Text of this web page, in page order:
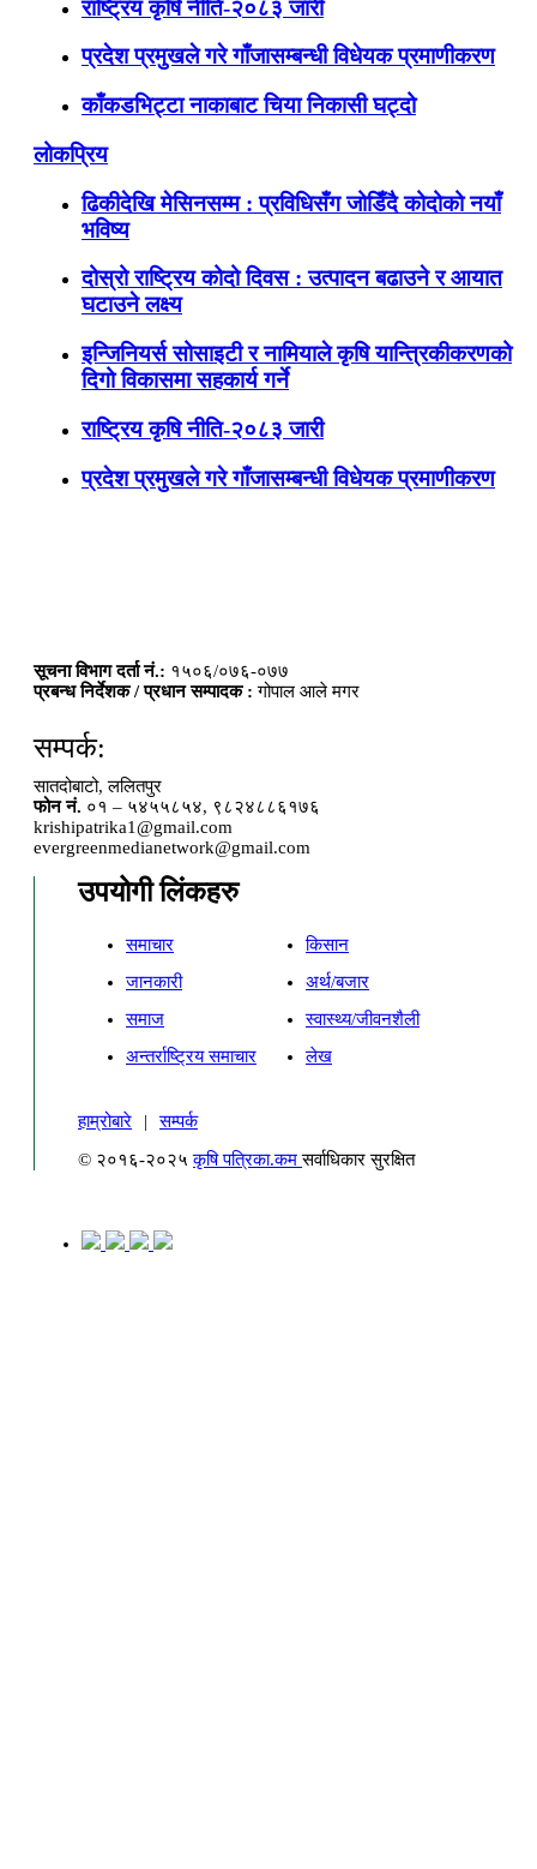
राष्ट्रिय कृषि नीति-२०८३ जारी
प्रदेश प्रमुखले गरे गाँजासम्बन्धी विधेयक प्रमाणीकरण
काँकडभिट्टा नाकाबाट चिया निकासी घट्दो
लोकप्रिय
ढिकीदेखि मेसिनसम्म : प्रविधिसँग जोडिँदै कोदोको नयाँ
भविष्य
दोस्रो राष्ट्रिय कोदो दिवस : उत्पादन बढाउने र आयात
घटाउने लक्ष्य
इन्जिनियर्स सोसाइटी र नामियाले कृषि यान्त्रिकीकरणको
दिगो विकासमा सहकार्य गर्ने
राष्ट्रिय कृषि नीति-२०८३ जारी
प्रदेश प्रमुखले गरे गाँजासम्बन्धी विधेयक प्रमाणीकरण
सूचना विभाग दर्ता नं.: १५०६/०७६-०७७
प्रबन्ध निर्देशक / प्रधान सम्पादक : गोपाल आले मगर
सम्पर्क:
सातदोबाटो, ललितपुर
फोन नं. ०१ – ५४५५८५४, ९८२४८८६१७६
krishipatrika1@gmail.com
evergreenmedianetwork@gmail.com
उपयोगी लिंकहरु
समाचार
किसान
जानकारी
अर्थ/बजार
समाज
स्वास्थ्य/जीवनशैली
अन्तर्राष्ट्रिय समाचार
लेख
हाम्रोबारे |
सम्पर्क
© २०१६-२०२५कृषि पत्रिका.कमसर्वाधिकार सुरक्षित